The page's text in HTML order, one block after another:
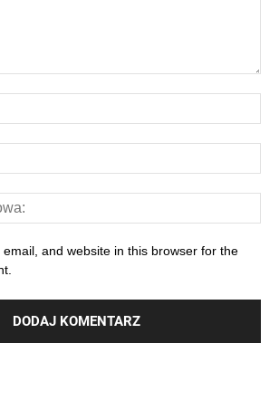
and website in this browser for the